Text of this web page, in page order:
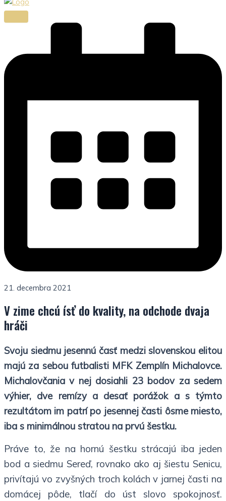
21. decembra 2021
V zime chcú ísť do kvality, na odchode dvaja
hráči
Svoju siedmu jesennú časť medzi slovenskou elitou
majú za sebou futbalisti MFK Zemplín Michalovce.
Michalovčania v nej dosiahli 23 bodov za sedem
výhier, dve remízy a desať porážok a s týmto
rezultátom im patrí po jesennej časti ôsme miesto,
iba s minimálnou stratou na prvú šestku.
Práve to, že na hornú šestku strácajú iba jeden
bod a siedmu Sereď, rovnako ako aj šiestu Senicu,
privítajú vo zvyšných troch kolách v jarnej časti na
domácej pôde, tlačí do úst slovo spokojnosť.